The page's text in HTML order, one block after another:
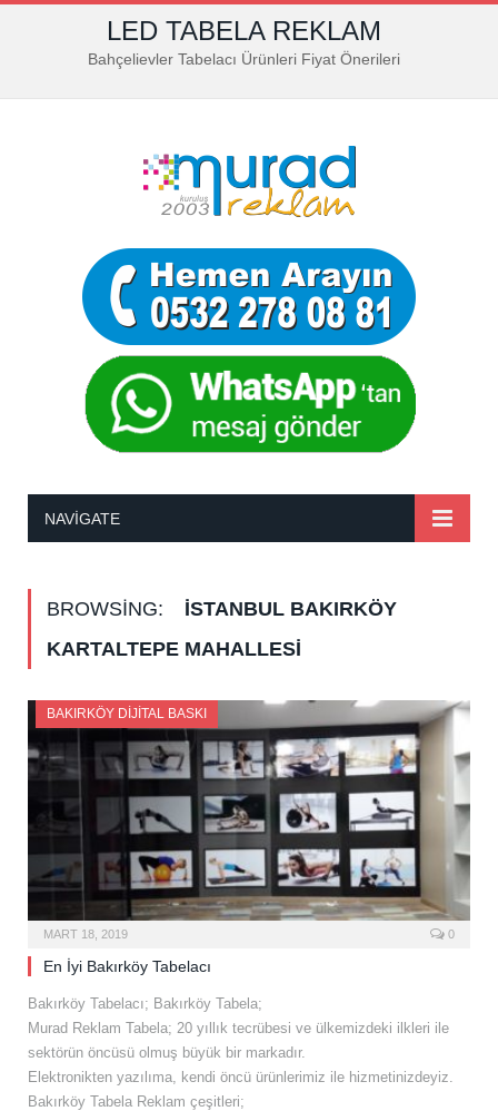
LED TABELA REKLAM
Bahçelievler Tabelacı Ürünleri Fiyat Önerileri
NAVIGATE
BROWSING:
İSTANBUL BAKIRKÖY
KARTALTEPE MAHALLESI
BAKIRKÖY DIJITAL BASKI
MART 18, 2019 0
En İyi Bakırköy Tabelacı
Bakırköy Tabelacı; Bakırköy Tabela;
Murad Reklam Tabela; 20 yıllık tecrübesi ve ülkemizdeki ilkleri ile
sektörün öncüsü olmuş büyük bir markadır.
Elektronikten yazılıma, kendi öncü ürünlerimiz ile hizmetinizdeyiz.
Bakırköy Tabela Reklam çeşitleri;